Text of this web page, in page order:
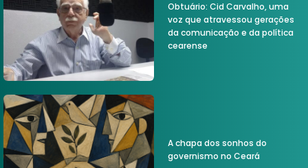
Obtuário: Cid Carvalho, uma
voz que atravessou gerações
da comunicação e da política
cearense
A chapa dos sonhos do
governismo no Ceará